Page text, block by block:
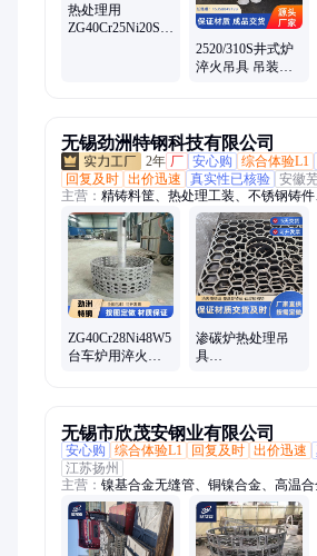
热处理用
ZG40Cr25Ni20Si2N
2520/310S井式炉
淬火吊具 吊装料
无锡劲洲特钢科技有限公司
2年 厂 安心购 综合体验L1
回复及时 出价迅速 真实性已核验 安徽
主营： 精铸料筐、热处理工装、不锈钢铸
料盘、退火炉料盘、热处理夹具、耐热钢铸
锈钢料盘、耐高温料筐、精密铸造料盘、高
件、耐磨衬板、炉底板、精密铸造件、护板
心铸管
ZG40Cr28Ni48W5
台车炉用淬火托
渗碳炉热处理吊
具
无锡市欣茂安钢业有限公司
安心购
综合体验L1 回复及时 出价迅速
江苏扬州
主营： 镍基合金无缝管、铜镍合金、高温
尔400、因科洛伊800、英科耐尔625、哈氏
黄铜管、T2紫铜管、紫铜翅片管、B30铜
B10铜镍法兰、C70600铜镍管件、换热管、